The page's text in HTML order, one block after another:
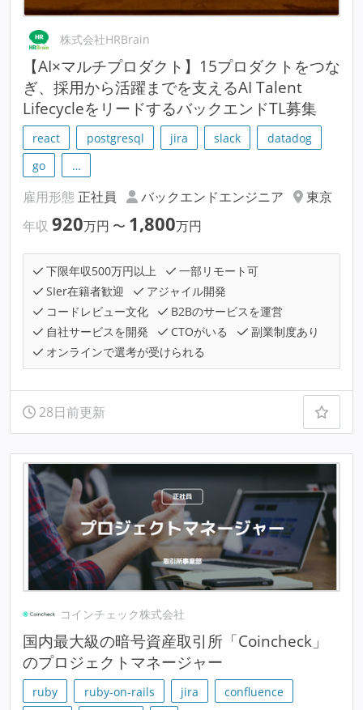
株式会社HRBrain
【AI×マルチプロダクト】15プロダクトをつな
ぎ、採用から活躍までを支えるAI Talent
LifecycleをリードするバックエンドTL募集
react postgresql jira slack
datadog
go
…
雇用形態 正社員 バックエンドエンジニア
東京
年収 920万円 〜 1,800万円
下限年収500万円以上
一部リモート可
SIer在籍者歓迎
アジャイル開発
コードレビュー文化
B2Bのサービスを運営
自社サービスを開発
CTOがいる
副業制度あり
オンラインで選考が受けられる
28日前更新
コインチェック株式会社
国内最大級の暗号資産取引所「Coincheck」
のプロジェクトマネージャー
ruby ruby-on-rails jira
confluence